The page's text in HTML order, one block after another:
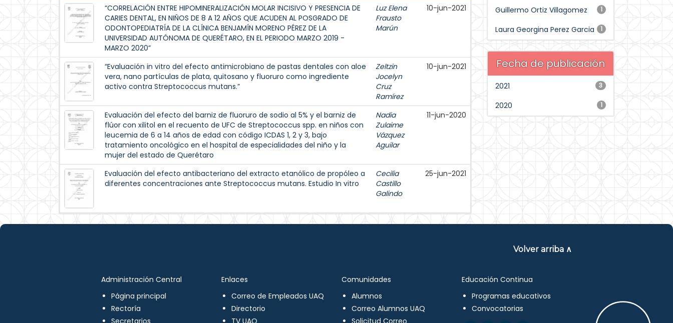
“CORRELACIÓN ENTRE HIPOMINERALIZACIÓN MOLAR INCISIVO Y PRESENCIA DE
CARIES DENTAL, EN NIÑOS DE 8 A 12 AÑOS QUE ACUDEN AL POSGRADO DE
ODONTOPEDIATRÍA DE LA CLÍNICA BENJAMÍN MORENO PÉREZ DE LA
UNIVERSIDAD AUTÓNOMA DE QUERÉTARO, EN EL PERIODO MARZO 2019 -
MARZO 2020”
Luz Elena
Frausto
Marún
10-jun-2021
“Evaluación in vitro del efecto antimicrobiano de pastas dentales con aloe
vera, nano partículas de plata, quitosano y fluoruro como ingrediente
activo contra Streptococcus mutans.”
Zeltzin
Jocelyn
Cruz
Ramírez
10-jun-2021
Evaluación del efecto del barniz de fluoruro de sodio al 5% y el barniz de
flúor con xilitol en el recuento de UFC de Streptococcus spp. en niños con
leucemia de 6 a 14 años de edad con código ICDAS 1, 2 y 3, bajo
tratamiento oncológico en el hospital de especialidades del niño y la
mujer del estado de Querétaro
Nadia
Zulaime
Vázquez
Aguilar
11-jun-2020
Evaluación del efecto antibacteriano del extracto etanólico de propóleo a
diferentes concentraciones ante Streptococcus mutans. Estudio In vitro
Cecilia
Castillo
Galindo
25-jun-2021
1
Guillermo Ortiz Villagomez
1
Laura Georgina Perez Garcia
Fecha de publicación
3
2021
1
2020
Volver arriba ∧
Administración Central
Página principal
Rectoría
Secretarios
Enlaces
Correo de Empleados UAQ
Directorio
TV UAQ
Comunidades
Alumnos
Correo Alumnos UAQ
Solicitud Correo
Educación Continua
Programas educativos
Convocatorias